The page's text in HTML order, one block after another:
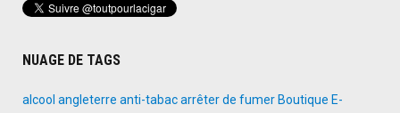
NUAGE DE TAGS
alcool angleterre anti-tabacarrêter de fumer Boutique E-